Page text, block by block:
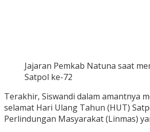
Jajaran Pemkab Natuna saat
Satpol ke-72
Terakhir, Siswandi dalam amantnya
selamat Hari Ulang Tahun (HUT)
Perlindungan Masyarakat (Linmas)